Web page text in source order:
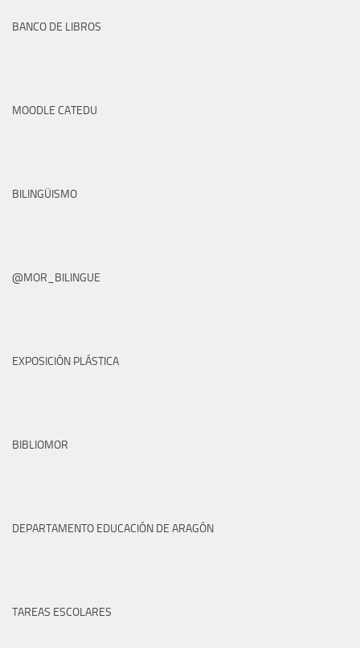
BANCO DE LIBROS
MOODLE CATEDU
BILINGÜISMO
@MOR_BILINGUE
EXPOSICIÓN PLÁSTICA
BIBLIOMOR
DEPARTAMENTO EDUCACIÓN DE ARAGÓN
TAREAS ESCOLARES